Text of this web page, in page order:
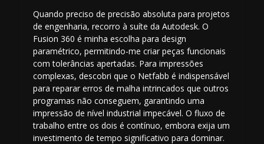
Quando preciso de precisão absoluta para projetos
de engenharia, recorro à suíte da Autodesk. O
Fusion 360 é minha escolha para design
paramétrico, permitindo-me criar peças funcionais
com tolerâncias apertadas. Para impressões
complexas, descobri que o Netfabb é indispensável
para reparar erros de malha intrincados que outros
programas não conseguem, garantindo uma
impressão de nível industrial impecável. O fluxo de
trabalho entre os dois é contínuo, embora exija um
investimento de tempo significativo para dominar.